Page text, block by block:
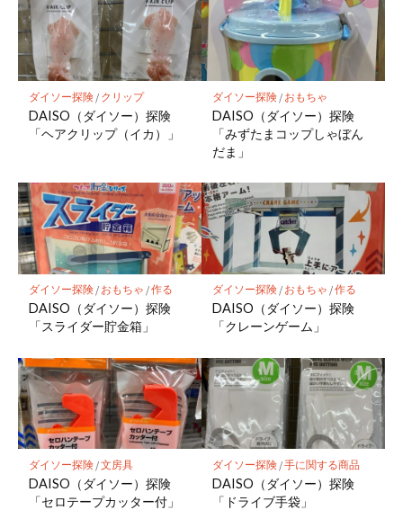
ダイソー探険/ クリップ
DAISO（ダイソー）探険
「ヘアクリップ（イカ）」
ダイソー探険/ おもちゃ
DAISO（ダイソー）探険
「みずたまコップしゃぼん
だま」
ダイソー探険/ おもちゃ /作る
DAISO（ダイソー）探険
「スライダー貯金箱」
ダイソー探険/ おもちゃ /作る
DAISO（ダイソー）探険
「クレーンゲーム」
ダイソー探険/文房具
DAISO（ダイソー）探険
「セロテープカッター付」
ダイソー探険/手に関する商品
DAISO（ダイソー）探険
「ドライブ手袋」